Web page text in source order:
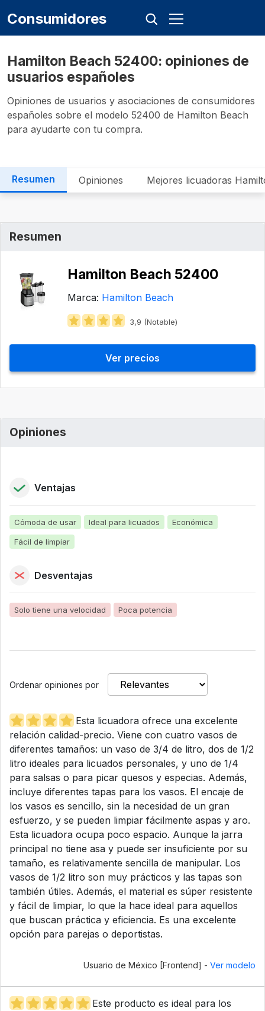
Consumidores
Hamilton Beach 52400: opiniones de
usuarios españoles
Opiniones de usuarios y asociaciones de consumidores
españoles sobre el modelo 52400 de Hamilton Beach
para ayudarte con tu compra.
Resumen Opiniones Mejores licuadoras
Resumen
Hamilton Beach 52400
Marca: Hamilton Beach
3,9 (Notable)
Ver precios
Opiniones
Ventajas
Cómoda de usar Ideal para licuados Económica
Fácil de limpiar
Desventajas
Solo tiene una velocidad Poca potencia
Ordenar opiniones por
Esta licuadora ofrece una excelente
relación calidad-precio. Viene con cuatro vasos de
diferentes tamaños: un vaso de 3/4 de litro, dos de 1/2
litro ideales para licuados personales, y uno de 1/4
para salsas o para picar quesos y especias. Además,
incluye diferentes tapas para los vasos. El encaje de
los vasos es sencillo, sin la necesidad de un gran
esfuerzo, y se pueden limpiar fácilmente aspas y aro.
Esta licuadora ocupa poco espacio. Aunque la jarra
principal no tiene asa y puede ser insuficiente por su
tamaño, es relativamente sencilla de manipular. Los
vasos de 1/2 litro son muy prácticos y las tapas son
también útiles. Además, el material es súper resistente
y fácil de limpiar, lo que la hace ideal para aquellos
que buscan práctica y eficiencia. Es una excelente
opción para parejas o deportistas.
Usuario de México [Frontend] - Ver modelo
Este producto es ideal para los